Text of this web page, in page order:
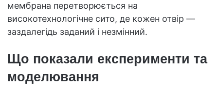
мембрана перетворюється на
високотехнологічне сито, де кожен отвір —
заздалегідь заданий і незмінний.
Що показали експерименти та
моделювання